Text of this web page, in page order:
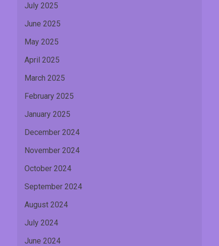
July 2025
June 2025
May 2025
April 2025
March 2025
February 2025
January 2025
December 2024
November 2024
October 2024
September 2024
August 2024
July 2024
June 2024